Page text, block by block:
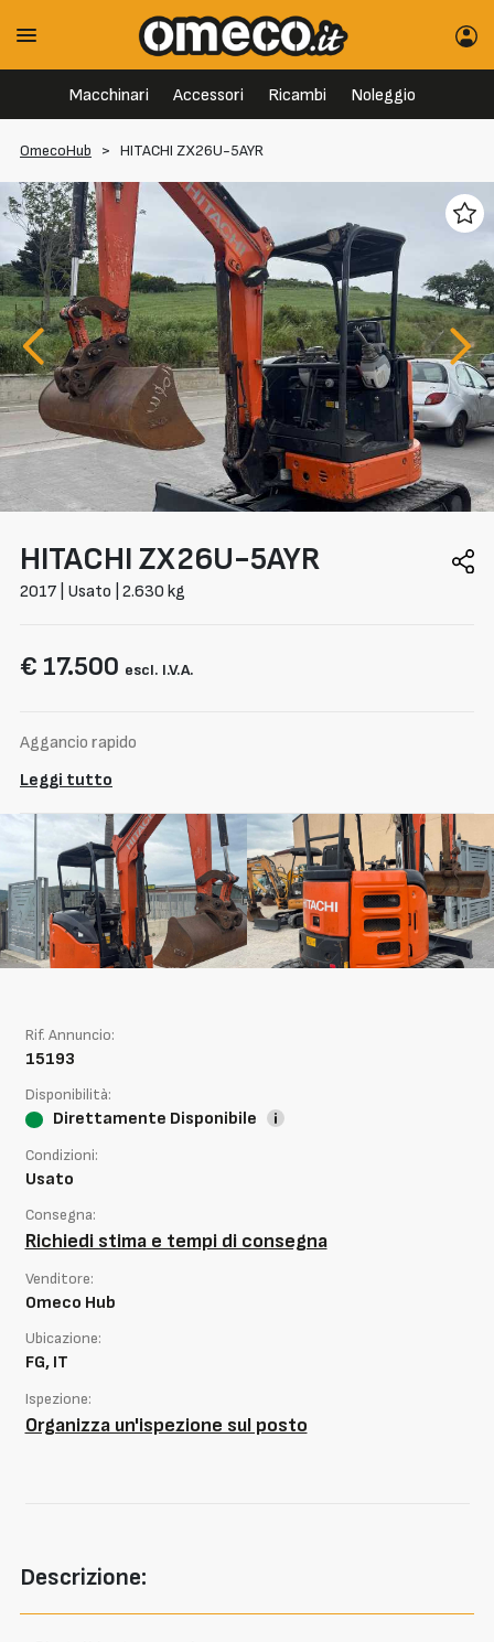
Macchinari Accessori Ricambi Noleggio
OmecoHub > HITACHI ZX26U-5AYR
Descrizione:
HITACHI ZX26U-5AYR
2017 | Usato | 2.630 kg
€ 17.500 escl. I.V.A.
Aggancio rapido
Leggi tutto
Rif. Annuncio:
15193
Disponibilità:
Direttamente Disponibile
Condizioni:
Usato
Consegna:
Richiedi stima e tempi di consegna
Venditore:
Omeco Hub
Ubicazione:
FG, IT
Ispezione:
Organizza un'ispezione sul posto